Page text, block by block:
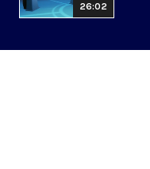
26:02